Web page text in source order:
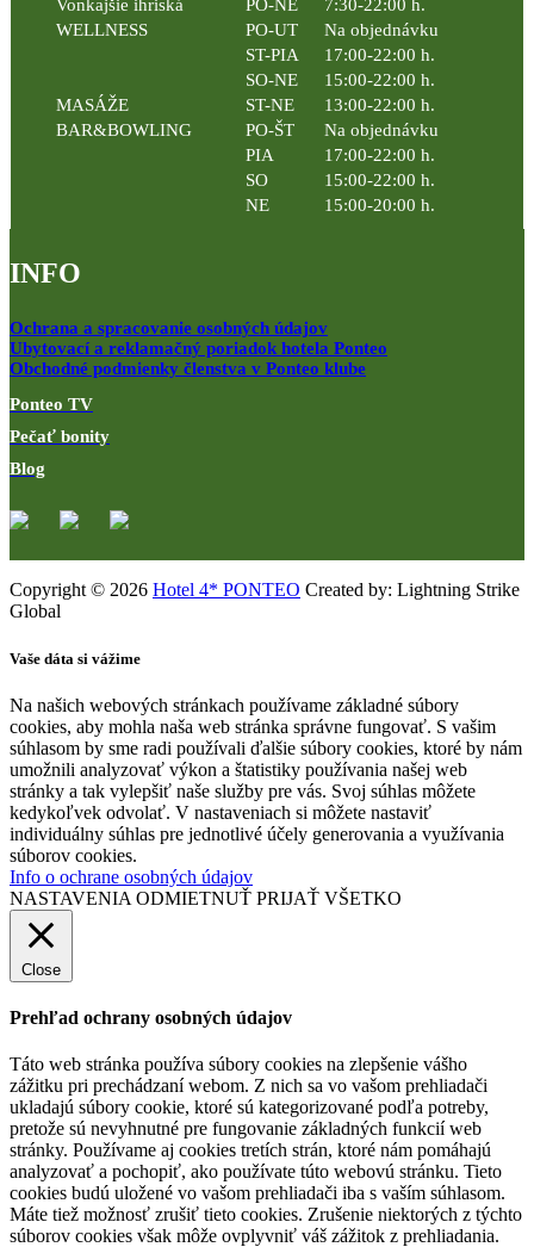
Vonkajšie ihriská PO-NE
7:30-22:00 h.
WELLNESS
PO-UT
Na objednávku
ST-PIA
17:00-22:00 h.
SO-NE
15:00-22:00 h.
MASÁŽE
ST-NE
13:00-22:00 h.
BAR&BOWLING
PO-ŠT
Na objednávku
PIA
17:00-22:00 h.
SO
15:00-22:00 h.
NE
15:00-20:00 h.
INFO
Ochrana a spracovanie osobných údajov
Ubytovací a reklamačný poriadok hotela Ponteo
Obchodné podmienky členstva v Ponteo klube
Ponteo TV
Pečať bonity
Blog
Copyright © 2026 Hotel 4* PONTEO Created by: Lightning Strike
Global
Vaše dáta si vážime
Na našich webových stránkach používame základné súbory
cookies, aby mohla naša web stránka správne fungovať. S vašim
súhlasom by sme radi používali ďalšie súbory cookies, ktoré by nám
umožnili analyzovať výkon a štatistiky používania našej web
stránky a tak vylepšiť naše služby pre vás. Svoj súhlas môžete
kedykoľvek odvolať. V nastaveniach si môžete nastaviť
individuálny súhlas pre jednotlivé účely generovania a využívania
súborov cookies.
Info o ochrane osobných údajov
NASTAVENIA ODMIETNUŤ PRIJAŤ VŠETKO
Close
Prehľad ochrany osobných údajov
Táto web stránka používa súbory cookies na zlepšenie vášho
zážitku pri prechádzaní webom. Z nich sa vo vašom prehliadači
ukladajú súbory cookie, ktoré sú kategorizované podľa potreby,
pretože sú nevyhnutné pre fungovanie základných funkcií web
stránky. Používame aj cookies tretích strán, ktoré nám pomáhajú
analyzovať a pochopiť, ako používate túto webovú stránku. Tieto
cookies budú uložené vo vašom prehliadači iba s vaším súhlasom.
Máte tiež možnosť zrušiť tieto cookies. Zrušenie niektorých z týchto
súborov cookies však môže ovplyvniť váš zážitok z prehliadania.